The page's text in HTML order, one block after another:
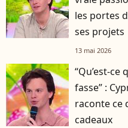
les portes
ses projets
13 mai 2026
“Qu’est-ce
fasse” :
raconte ce
cadeaux